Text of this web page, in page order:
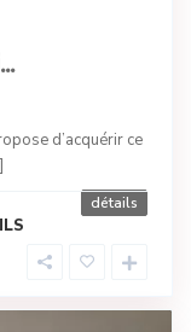
d’acquérir ce
détails